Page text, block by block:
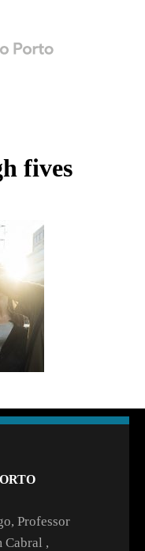
fives
Professor
Cabral ,